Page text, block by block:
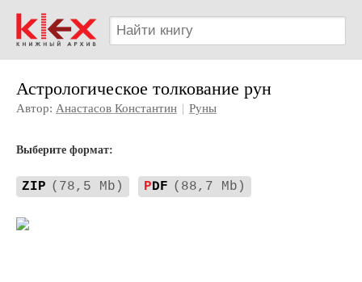
Астрологическое толкование рун
Автор: Анастасов Константин | Руны
Выберите формат:
ZIP (78,5 Mb) PDF (88,7 Mb)